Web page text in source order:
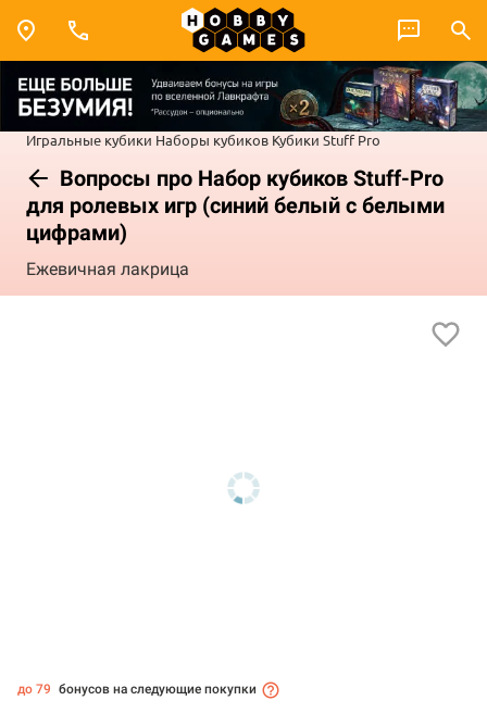
Игральные кубики Наборы кубиков Кубики Stuff Pro
Вопросы про Набор кубиков Stuff-Pro
для ролевых игр (синий белый с белыми
цифрами)
Ежевичная лакрица
до 79 бонусов на следующие покупки